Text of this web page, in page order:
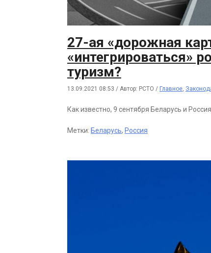
27-ая «дорожная
«интегрироваться»
туризм?
13.09.2021 08:53 / Автор: РСТО / Главное
Как известно, 9 сентября Беларусь и
Метки: Беларусь, Россия